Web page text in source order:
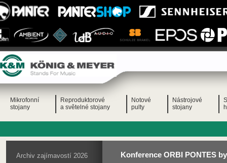
Archiv zajímavostí 2026
Konference ORBI PONTES
Mikrofonní
stojany
Reproduktorové
a světelné stojany
Notové
pulty
Nástrojové
stojany